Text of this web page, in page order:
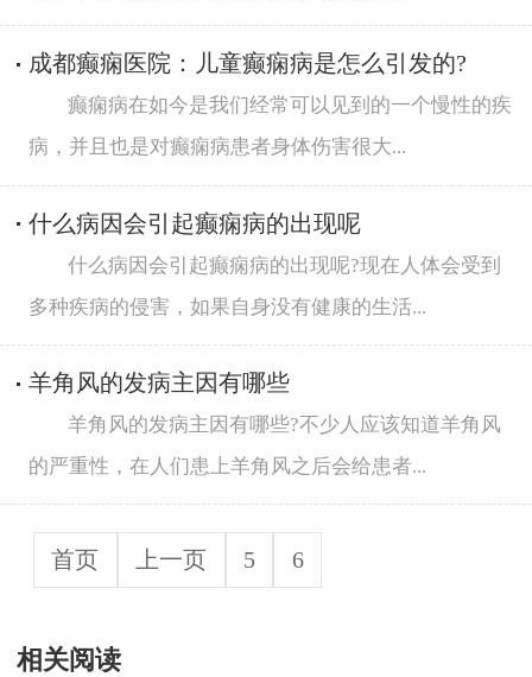
成都癫痫医院：儿童癫痫病是怎么引发的?
癫痫病在如今是我们经常可以见到的一个慢性的疾
病，并且也是对癫痫病患者身体伤害很大...
什么病因会引起癫痫病的出现呢
什么病因会引起癫痫病的出现呢?现在人体会受到
多种疾病的侵害，如果自身没有健康的生活...
羊角风的发病主因有哪些
羊角风的发病主因有哪些?不少人应该知道羊角风
的严重性，在人们患上羊角风之后会给患者...
首页 上一页 5 6
相关阅读